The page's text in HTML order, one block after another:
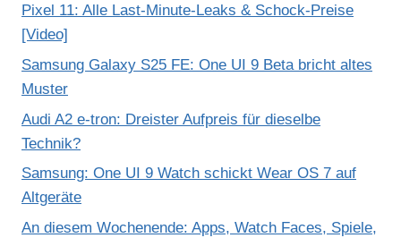
Pixel 11: Alle Last-Minute-Leaks & Schock-Preise
[Video]
Samsung Galaxy S25 FE: One UI 9 Beta bricht altes
Muster
Audi A2 e-tron: Dreister Aufpreis für dieselbe
Technik?
Samsung: One UI 9 Watch schickt Wear OS 7 auf
Altgeräte
An diesem Wochenende: Apps, Watch Faces, Spiele,